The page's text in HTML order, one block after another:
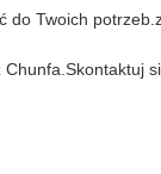
Twoich